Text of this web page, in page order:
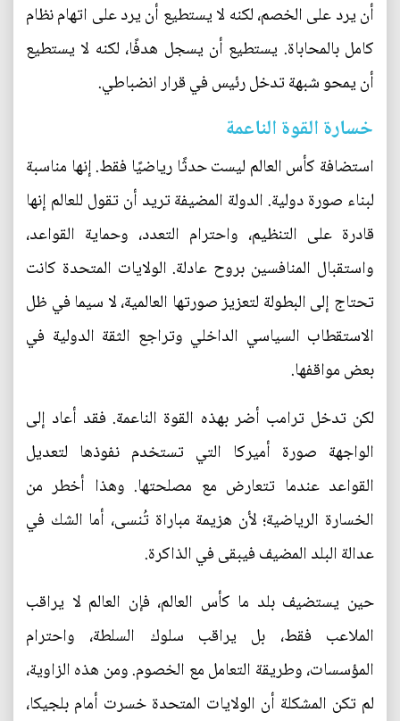
أن يرد على الخصم، لكنه لا يستطيع أن يرد على اتهام نظام
كامل بالمحاباة. يستطيع أن يسجل هدفًا، لكنه لا يستطيع
أن يمحو شبهة تدخل رئيس في قرار انضباطي.
خسارة القوة الناعمة
استضافة كأس العالم ليست حدثًا رياضيًا فقط. إنها مناسبة
لبناء صورة دولية. الدولة المضيفة تريد أن تقول للعالم إنها
قادرة على التنظيم، واحترام التعدد، وحماية القواعد،
واستقبال المنافسين بروح عادلة. الولايات المتحدة كانت
تحتاج إلى البطولة لتعزيز صورتها العالمية، لا سيما في ظل
الاستقطاب السياسي الداخلي وتراجع الثقة الدولية في
بعض مواقفها.
لكن تدخل ترامب أضر بهذه القوة الناعمة. فقد أعاد إلى
الواجهة صورة أميركا التي تستخدم نفوذها لتعديل
القواعد عندما تتعارض مع مصلحتها. وهذا أخطر من
الخسارة الرياضية؛ لأن هزيمة مباراة تُنسى، أما الشك في
عدالة البلد المضيف فيبقى في الذاكرة.
حين يستضيف بلد ما كأس العالم، فإن العالم لا يراقب
الملاعب فقط، بل يراقب سلوك السلطة، واحترام
المؤسسات، وطريقة التعامل مع الخصوم. ومن هذه الزاوية،
لم تكن المشكلة أن الولايات المتحدة خسرت أمام بلجيكا،